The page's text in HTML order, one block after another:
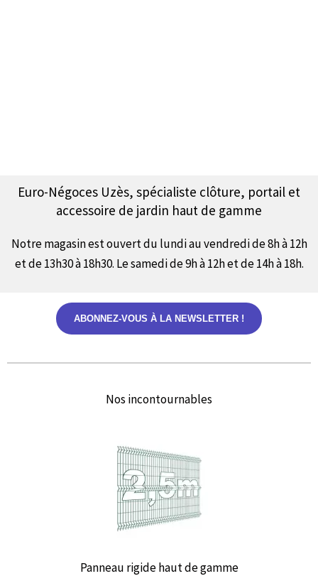
Euro-Négoces Uzès, spécialiste clôture, portail et
accessoire de jardin haut de gamme
Notre magasin est ouvert du lundi au vendredi de 8h à 12h
et de 13h30 à 18h30. Le samedi de 9h à 12h et de 14h à 18h.
ABONNEZ-VOUS À LA NEWSLETTER !
Nos incontournables
Panneau rigide haut de gamme